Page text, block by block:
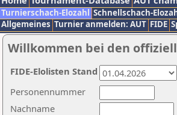
Turnierschach-Elozahl Schnellschach-
Allgemeines Turnier anmelden: AUT FIDE
Willkommen bei den
Nachname
Personennummer
FIDE-Elolisten Stand